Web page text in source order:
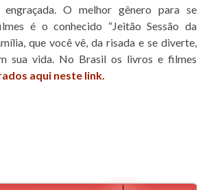
O melhor gênero para se
é o conhecido “Jeitão Sessão da
que você vê, da risada e se diverte,
sua vida. No Brasil os livros e filmes
aqui neste link.